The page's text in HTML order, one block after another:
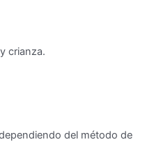
crianza.
del método de